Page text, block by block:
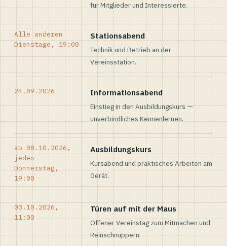
für Mitglieder und Interessierte.
Alle anderen
Dienstage, 19:00
Stationsabend
Technik und Betrieb an der
Vereinsstation.
24.09.2026 Informationsabend
Einstieg in den Ausbildungskurs —
unverbindliches Kennenlernen.
ab 08.10.2026,
jeden
Donnerstag,
19:00
Ausbildungskurs
Kursabend und praktisches Arbeiten am
Gerät.
03.10.2026,
11:00
Türen auf mit der Maus
Offener Vereinstag zum Mitmachen und
Reinschnuppern.